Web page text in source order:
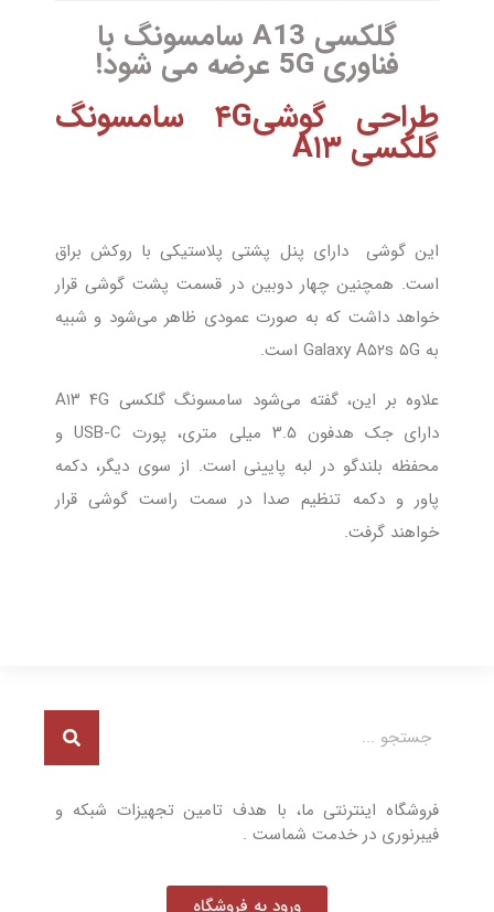
گلکسی A13 سامسونگ با
فناوری 5G عرضه می شود!
طراحی گوشی۴G سامسونگ
گلکسی A۱۳
این گوشی دارای پنل پشتی پلاستیکی با روکش براق
است. همچنین چهار دوبین در قسمت پشت گوشی قرار
خواهد داشت که به صورت عمودی ظاهر می‌شود و شبیه
به Galaxy A۵۲s ۵G است.
علاوه بر این، گفته می‌شود سامسونگ گلکسی A۱۳ ۴G
دارای جک هدفون ۳.۵ میلی متری، پورت USB-C و
محفظه بلندگو در لبه پایینی است. از سوی دیگر، دکمه
پاور و دکمه تنظیم صدا در سمت راست گوشی قرار
خواهند گرفت.
فروشگاه اینترنتی ما، با هدف تامین تجهیزات شبکه و
فیبرنوری در خدمت شماست .
ورود به فروشگاه